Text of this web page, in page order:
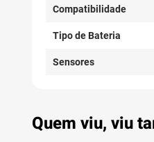
Compatibilidade
Tipo de Bateria
Sensores
Quem viu, viu